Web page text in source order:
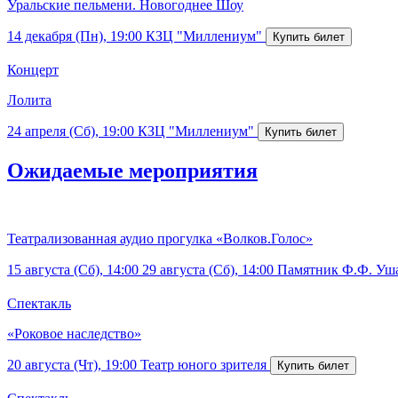
Уральские пельмени. Новогоднее Шоу
14 декабря (Пн), 19:00 КЗЦ "Миллениум"
Концерт
Лолита
24 апреля (Сб), 19:00 КЗЦ "Миллениум"
Ожидаемые мероприятия
Театрализованная аудио прогулка «Волков.Голос»
15 августа (Сб), 14:00 29 августа (Сб), 14:00 Памятник Ф.Ф.
Спектакль
«Роковое наследство»
20 августа (Чт), 19:00 Театр юного зрителя